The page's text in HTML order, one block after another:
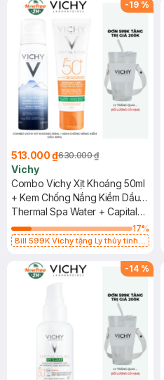
-19 %
513.000 ₫630.000 ₫
Vichy
Combo Vichy Xịt Khoáng 50ml
+ Kem Chống Nắng Kiềm Dầu
50ml
Thermal Spa Water + Capital
Soleil Mattifying 3in1
17%
Bill 599K Vichy tặng Ly thủy tinh
-14 %